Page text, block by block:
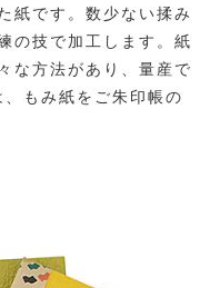
紙です。数少ない揉み
の技で加工します。紙
な方法があり、量産で
もみ紙をご朱印帳の